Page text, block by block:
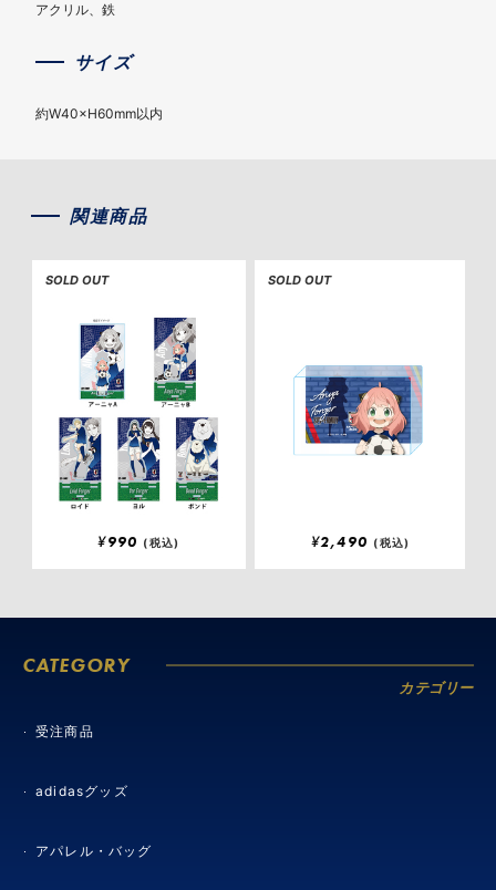
アクリル、鉄
サイズ
約W40×H60mm以内
関連商品
SOLD OUT
¥990 (税込)
SOLD OUT
¥2,490 (税込)
CATEGORY
カテゴリー
受注商品
adidasグッズ
アパレル・バッグ